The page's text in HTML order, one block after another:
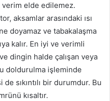
elde edilemez.
aksamlar arasındaki ısı
doyamaz ve tabakalaşma
kalır. En iyi ve verimli
dingin halde çalışan veya
doldurulma işleminde
sıkıntılı bir durumdur. Bu
kısaltır.